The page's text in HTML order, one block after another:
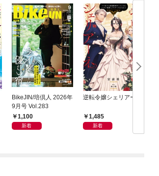
BikeJIN/培倶人 2026年
9月号 Vol.283
1,100
新着
逆転令嬢シェリアーネ
1,485
新着